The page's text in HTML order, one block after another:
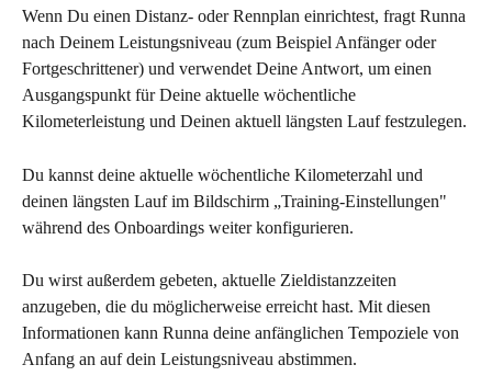
Wenn Du einen Distanz- oder Rennplan einrichtest, fragt Runna
nach Deinem Leistungsniveau (zum Beispiel Anfänger oder
Fortgeschrittener) und verwendet Deine Antwort, um einen
Ausgangspunkt für Deine aktuelle wöchentliche
Kilometerleistung und Deinen aktuell längsten Lauf festzulegen.
Du kannst deine aktuelle wöchentliche Kilometerzahl und
deinen längsten Lauf im Bildschirm „Training-Einstellungen"
während des Onboardings weiter konfigurieren.
Du wirst außerdem gebeten, aktuelle Zieldistanzzeiten
anzugeben, die du möglicherweise erreicht hast. Mit diesen
Informationen kann Runna deine anfänglichen Tempoziele von
Anfang an auf dein Leistungsniveau abstimmen.